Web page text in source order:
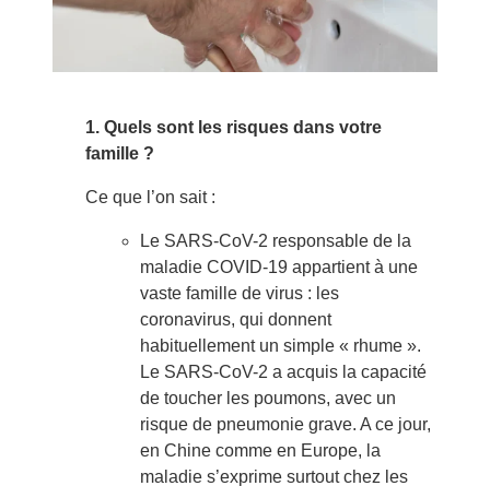
1. Quels sont les risques dans votre
famille ?
Ce que l’on sait :
Le SARS-CoV-2 responsable de la
maladie COVID-19 appartient à une
vaste famille de virus : les
coronavirus, qui donnent
habituellement un simple « rhume ».
Le SARS-CoV-2 a acquis la capacité
de toucher les poumons, avec un
risque de pneumonie grave. A ce jour,
en Chine comme en Europe, la
maladie s’exprime surtout chez les